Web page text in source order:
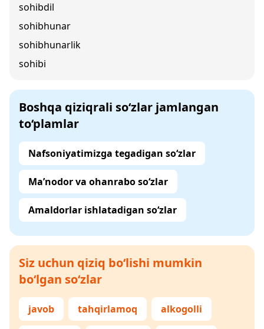
sohibdil
sohibhunar
sohibhunarlik
sohibi
Boshqa qiziqrali so‘zlar jamlangan
to‘plamlar
Nafsoniyatimizga tegadigan so‘zlar
Ma’nodor va ohanrabo so‘zlar
Amaldorlar ishlatadigan so‘zlar
Siz uchun qiziq bo‘lishi mumkin
bo‘lgan so‘zlar
javob tahqirlamoq alkogolli